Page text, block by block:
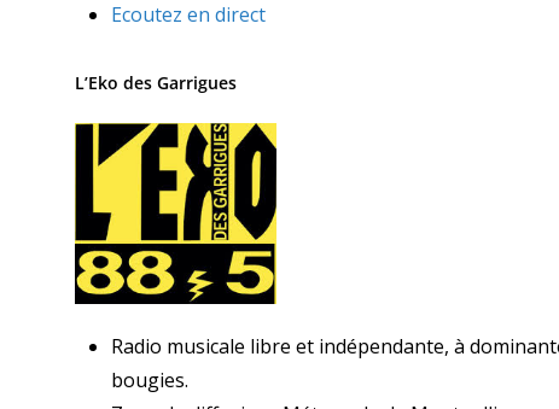
Ecoutez en direct
L’Eko des Garrigues
Radio musicale libre et indépendante, à
bougies.